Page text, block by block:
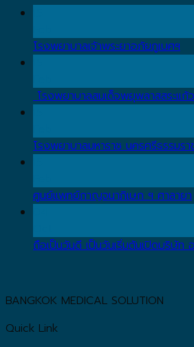
โรงพยาบาลเจ้าพระยาอภัยภูเบศฯ
โรงพยาบาลสมเด็จพยุพลาสสระแก้
โรงพยาบาลมหาราช นครศรีธรรมรา
ศูนย์แพทย์กาญจนาภิเษก ฯ ศาลายา
ถือเป็นวันดี เป็นวันเริ่มต้นเปิดบริษัท
BANGKOK MEDICAL SOLUTION
Quick Link